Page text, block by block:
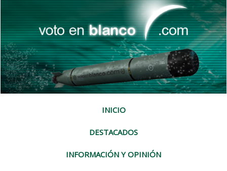
INICIO
DESTACADOS
INFORMACIÓN Y OPINIÓN